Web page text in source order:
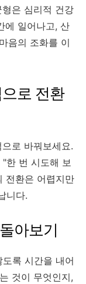
은 심리적 건강
에 일어나고, 산
음의 조화를 이
로 전환
로 바꿔보세요.
한 번 시도해 보
전환은 어렵지만
니다.
아보기
록 시간을 내어
것이 무엇인지,